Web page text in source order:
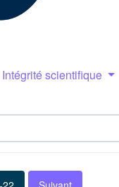
Intégrité scientifique